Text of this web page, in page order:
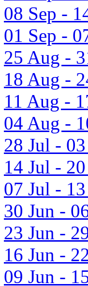
08 Sep -
01 Sep -
25 Aug -
18 Aug -
11 Aug -
04 Aug -
28 Jul -
14 Jul -
07 Jul -
30 Jun -
23 Jun -
16 Jun -
09 Jun -